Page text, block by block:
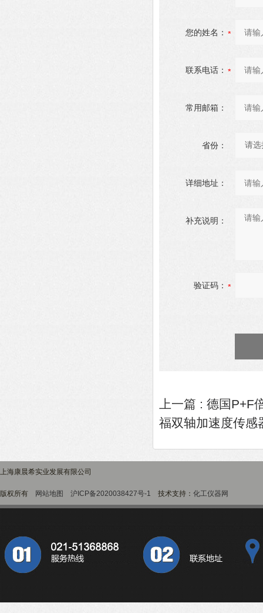
您的姓名：
联系电话：
常用邮箱：
省份：
详细地址：
补充说明：
验证码：
上一篇 : 德国P+F
福双轴加速度传感
上海康晨希实业发展有限公司
版权所有 网站地图 沪ICP备2020038427号-1 技术支持： 化工仪器网